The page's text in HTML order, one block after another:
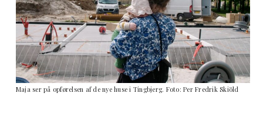
Maja ser på opførelsen af de nye huse i Tingbjerg. Foto: Per Fredrik Skiöld